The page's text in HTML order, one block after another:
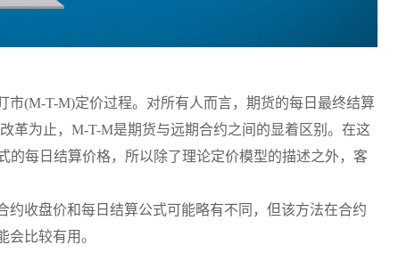
(M-T-M)定价过程。对所有人而言，期货的每日最终结算
革为止，M-T-M是期货与远期合约之间的显着区别。在这
每日结算价格，所以除了理论定价模型的描述之外，客
收盘价和每日结算公式可能略有不同，但该方法在合约
比较有用。